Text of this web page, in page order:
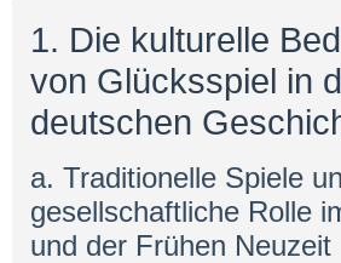
1. Die kulturelle
von Glücksspiel in
deutschen
a. Traditionelle Spiele
gesellschaftliche Rolle
und der Frühen Neuzeit